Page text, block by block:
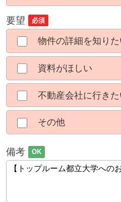
要望 必須
物件の詳細を知りた
資料がほしい
不動産会社に行きた
その他
備考 OK